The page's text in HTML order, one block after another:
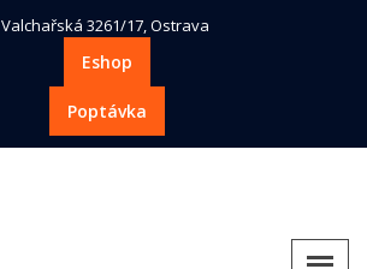
Valchařská 3261/17, Ostrava
Eshop
Poptávka